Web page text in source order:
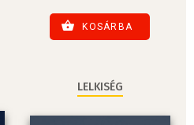
KOSÁRBA
LELKISÉG